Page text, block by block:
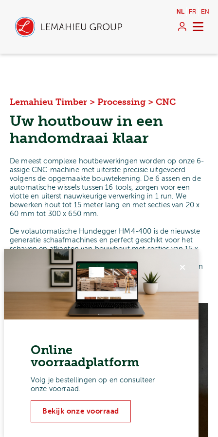
NL FR EN
Online
voorraadplatform
Volg je bestellingen op en consulteer
onze voorraad.
Bekijk onze voorraad
Lemahieu Timber > Processing > CNC
Uw houtbouw in een
handomdraai klaar
De meest complexe houtbewerkingen worden op onze 6-
assige CNC-machine met uiterste precisie uitgevoerd
volgens de opgemaakte bouwtekening. De 6 assen en de
automatische wissels tussen 16 tools, zorgen voor een
vlotte en uiterst nauwkeurige verwerking in 1 run. We
bewerken hout tot 15 meter lang en met secties van 20 x
60 mm tot 300 x 650 mm.
De volautomatische Hundegger HM4-400 is de nieuwste
generatie schaafmachines en perfect geschikt voor het
schaven en afkanten van bouwhout met secties van 15 x
45 tot 300 x 400 mm. Grote balken tot 15 meter lang
worden met gemak volautomatisch 4-zijdig geschaafd en